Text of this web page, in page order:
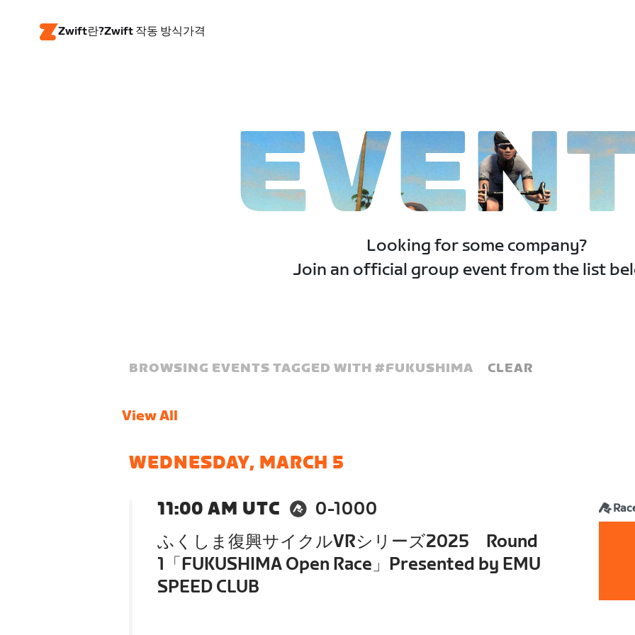
Zwift란?Zwift 작동 방식가격
Looking for some company?
Join an official group event from the list
BROWSING EVENTS TAGGED WITH #FUKUSHIMA CLEAR
View All
WEDNESDAY, MARCH 5
11:00 AM UTC
0-1000
ふくしま復興サイクルVRシリーズ2025 Round
1「FUKUSHIMA Open Race」Presented by EMU
SPEED CLUB